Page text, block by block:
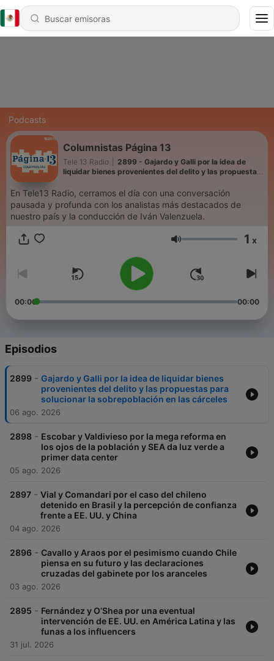
Podcasts
Columnistas Página 13
Tele 13 Radio
2899 - Gajardo y Galli por la idea de
liquidar bienes provenientes del delito y las propuestas
En Tele13 Radio, cerramos el día con una conversación
pausada y profunda con los analistas más destacados de
nuestro país y la conducción de Iván Valenzuela.
Volumen 1 x
00:00 00:00
Episodios
2899 - Gajardo y Galli por la idea de liquidar bienes
provenientes del delito y las propuestas para
solucionar la sobrepoblación en las cárceles
06 ago. 2026
2898 - Escobar y Valdivieso por la mega reforma en
los ojos de la población y SEA da luz verde a
primer data center
05 ago. 2026
2897 - Vial y Comandari por el caso del chileno
detenido en Brasil y la percepción de confianza
frente a EE. UU. y China
04 ago. 2026
2896 - Cavallo y Araos por el pesimismo cuando Chile
piensa en su futuro y las declaraciones
cruzadas del gabinete por los aranceles
03 ago. 2026
2895 - Fernández y O’Shea por una eventual
intervención de EE. UU. en América Latina y las
funas a los influencers
31 jul. 2026